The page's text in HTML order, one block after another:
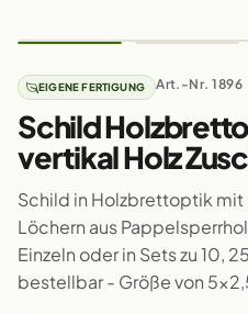
EIGENE FERTIGUNG Art.-Nr. 1896
Schild
vertikal Holz
Schild in Holzbrettoptik
Löchern aus
Einzeln oder in Sets zu 10,
bestellbar - Größe von